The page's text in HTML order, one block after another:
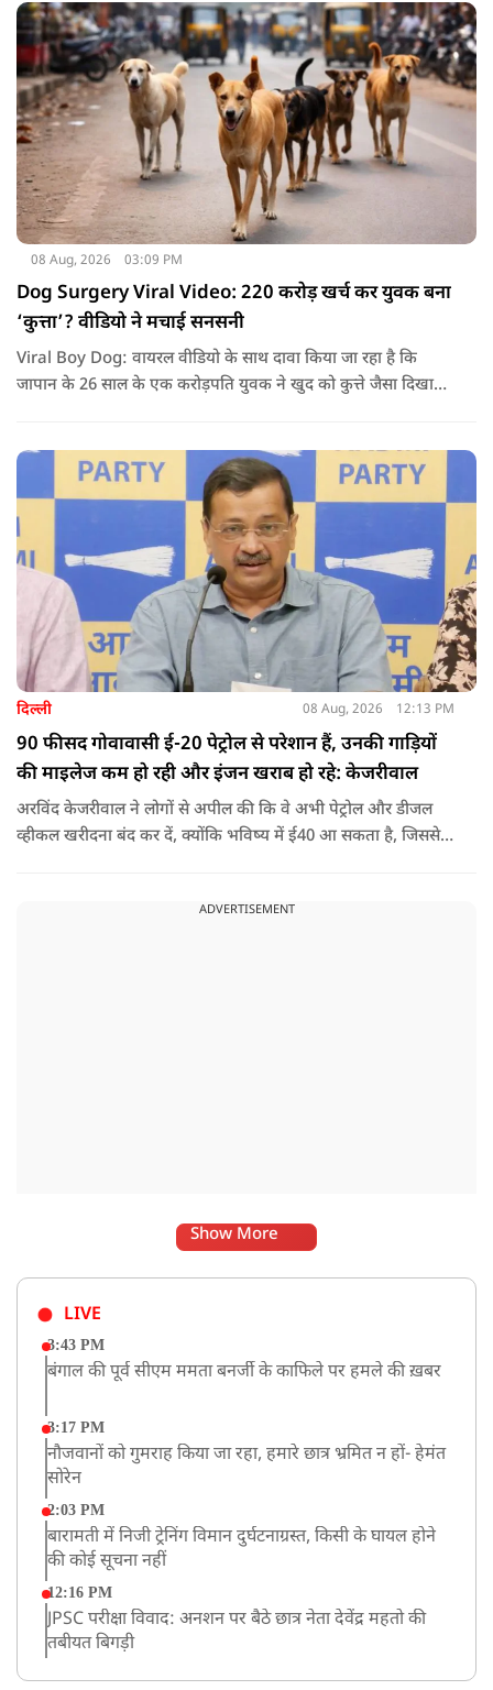
08 Aug, 2026 03:09 PM
Dog Surgery Viral Video: 220 करोड़ खर्च कर युवक बना
‘कुत्ता’? वीडियो ने मचाई सनसनी
Viral Boy Dog: वायरल वीडियो के साथ दावा किया जा रहा है कि
जापान के 26 साल के एक करोड़पति युवक ने खुद को कुत्ते जैसा दिखाने
करवाईं और अब वह कुत्ते की तरह दिखने, चलने और रहने की कोशिश
करता है.
दिल्ली 08 Aug, 2026 12:13 PM
90 फीसद गोवावासी ई-20 पेट्रोल से परेशान हैं, उनकी गाड़ियों
की माइलेज कम हो रही और इंजन खराब हो रहे: केजरीवाल
अरविंद केजरीवाल ने लोगों से अपील की कि वे अभी पेट्रोल और डीजल
व्हीकल खरीदना बंद कर दें, क्योंकि भविष्य में ई40 आ सकता है, जिससे
ADVERTISEMENT
Show More
LIVE
3:43 PM
बंगाल की पूर्व सीएम ममता बनर्जी के काफिले पर हमले की ख़बर
3:17 PM
नौजवानों को गुमराह किया जा रहा, हमारे छात्र भ्रमित न हों- हेमंत
सोरेन
2:03 PM
बारामती में निजी ट्रेनिंग विमान दुर्घटनाग्रस्त, किसी के घायल होने
की कोई सूचना नहीं
12:16 PM
JPSC परीक्षा विवाद: अनशन पर बैठे छात्र नेता देवेंद्र महतो की
तबीयत बिगड़ी